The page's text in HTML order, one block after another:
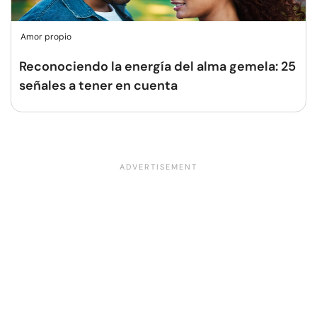
Amor propio
Reconociendo la energía del alma gemela: 25
señales a tener en cuenta